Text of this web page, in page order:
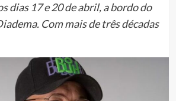
dias 17 e 20 de abril, a bordo do
Com mais de três décadas